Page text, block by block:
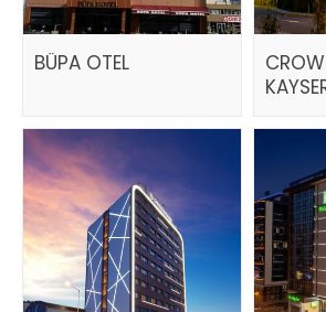
BÜPA OTEL